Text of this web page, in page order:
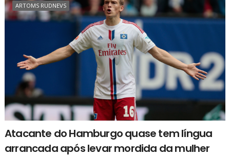
ARTOMS RUDNEVS
Atacante do Hamburgo quase tem língua
arrancada após levar mordida da mulher